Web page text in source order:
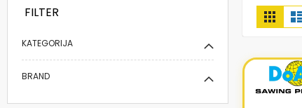
kot
Mreža
FILTER
KATEGORIJA
BRAND